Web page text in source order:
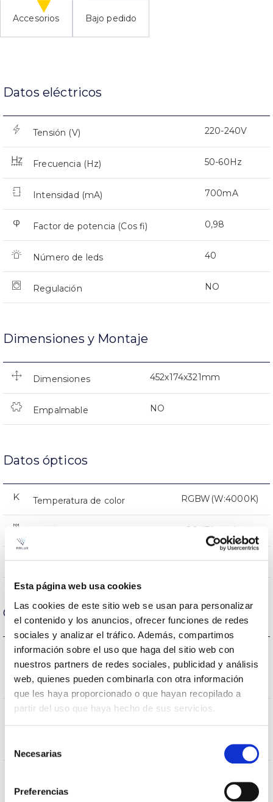
Esta página web usa cookies
Las cookies de este sitio web se usan para personalizar
el contenido y los anuncios, ofrecer funciones de redes
sociales y analizar el tráfico. Además, compartimos
información sobre el uso que haga del sitio web con
nuestros partners de redes sociales, publicidad y análisis
web, quienes pueden combinarla con otra información
que les haya proporcionado o que hayan recopilado a
partir del uso que haya hecho de sus servicios.
Necesarias
Preferencias
Accesorios Bajo pedido
Datos eléctricos
Tensión (V) 220-240V
Frecuencia (Hz) 50-60Hz
Intensidad (mA) 700mA
Factor de potencia (Cos fi) 0,98
Número de leds 40
Regulación NO
Dimensiones y Montaje
Dimensiones 452x174x321mm
Empalmable NO
Datos ópticos
Temperatura de color RGBW(W:4000K)
>80 (Blanco)
Óptica PEXL0M
Carcasa y Acabado
IK
Protección
contra impactos
IK10
IP Índice
cuerpo